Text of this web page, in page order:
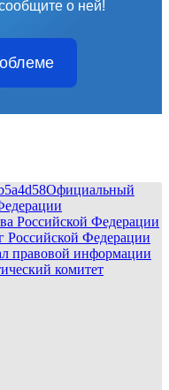
о ней!
Официальный
Российской Федерации
Российской Федерации
правовой информации
комитет